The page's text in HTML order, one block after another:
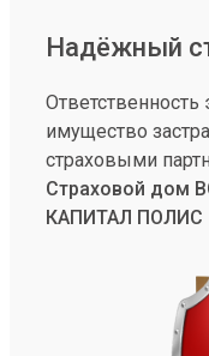
Надёжный
Ответственность
имущество
страховыми
Страховой дом
КАПИТАЛ ПОЛИС